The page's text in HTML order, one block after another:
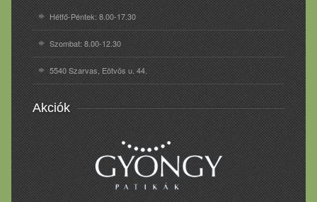
Hétfő-Péntek: 8.00-17.30
Szombat: 8.00-12.30
5540 Szarvas, Eötvös u. 44.
Akciók